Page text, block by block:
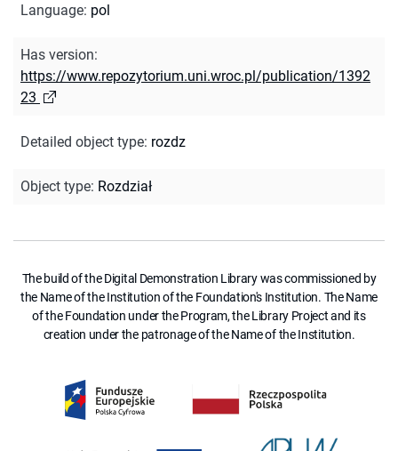
Language: pol
Has version:
https://www.repozytorium.uni.wroc.pl/publication/1392
23
Detailed object type: rozdz
Object type: Rozdział
The build of the Digital Demonstration Library was commissioned by
the Name of the Institution of the Foundation's Institution. The Name
of the Foundation under the Program, the Library Project and its
creation under the patronage of the Name of the Institution.